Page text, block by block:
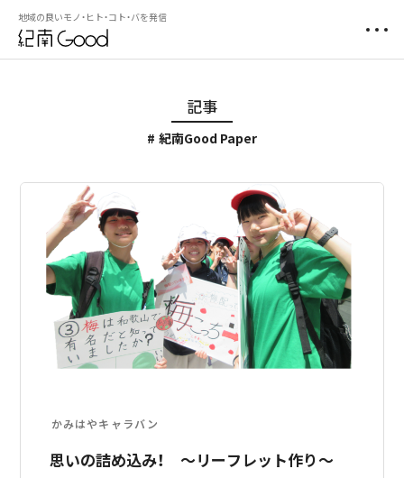
地域の良いモノ・ヒト・コト・バを発信
記事
紀南Good Paper
かみはやキャラバン
思いの詰め込み！ ～リーフレット作り～